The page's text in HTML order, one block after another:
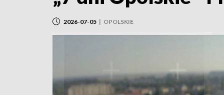
2026-07-05 | OPOLSKIE